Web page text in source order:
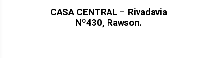
CASA CENTRAL– Rivadavia
Nº430, Rawson.